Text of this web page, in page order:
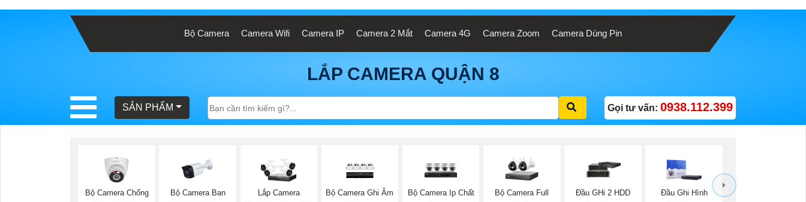
Bộ Camera Camera Wifi Camera IP Camera 2 Mắt Camera 4G Camera Zoom Camera Dùng Pin
LẮP CAMERA QUẬN 8
SẢN PHẨM Gọi tư vấn: 0938.112.399
Bộ Camera Chống
Bộ Camera Ban
Lắp Camera
Bộ Camera Ghi Âm
Bộ Camera Ip Chất
Bộ Camera Full
Đầu GHi 2 HDD
Đầu Ghi Hình